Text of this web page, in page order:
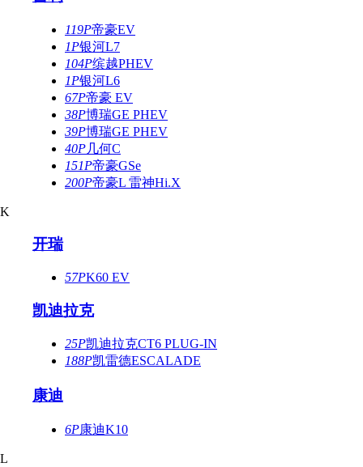
119P帝豪EV
1P银河L7
104P缤越PHEV
1P银河L6
67P帝豪 EV
38P博瑞GE PHEV
39P博瑞GE PHEV
40P几何C
151P帝豪GSe
200P帝豪L 雷神Hi.X
K
开瑞
57PK60 EV
凯迪拉克
25P凯迪拉克CT6 PLUG-IN
188P凯雷德ESCALADE
康迪
6P康迪K10
L